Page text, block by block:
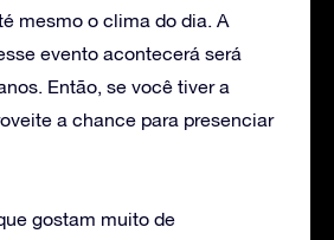
mesmo o clima do dia. A
evento acontecerá será
Então, se você tiver a
a chance para presenciar
gostam muito de